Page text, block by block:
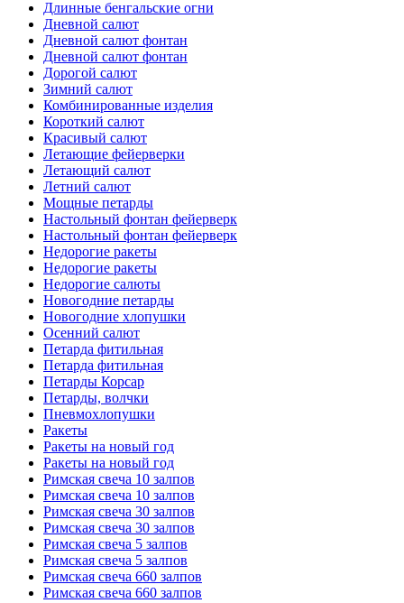
Длинные бенгальские огни
Дневной салют
Дневной салют фонтан
Дневной салют фонтан
Дорогой салют
Зимний салют
Комбинированные изделия
Короткий салют
Красивый салют
Летающие фейерверки
Летающий салют
Летний салют
Мощные петарды
Настольный фонтан фейерверк
Настольный фонтан фейерверк
Недорогие ракеты
Недорогие ракеты
Недорогие салюты
Новогодние петарды
Новогодние хлопушки
Осенний салют
Петарда фитильная
Петарда фитильная
Петарды Корсар
Петарды, волчки
Пневмохлопушки
Ракеты
Ракеты на новый год
Ракеты на новый год
Римская свеча 10 залпов
Римская свеча 10 залпов
Римская свеча 30 залпов
Римская свеча 30 залпов
Римская свеча 5 залпов
Римская свеча 5 залпов
Римская свеча 660 залпов
Римская свеча 660 залпов